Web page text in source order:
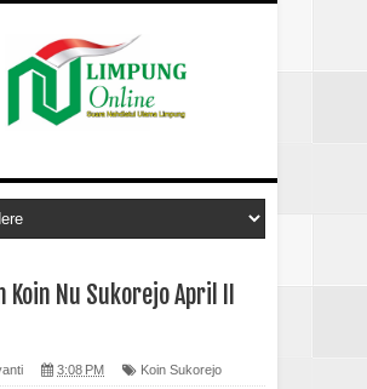
Koin Nu Sukorejo April II
3:08 PM Koin Sukorejo